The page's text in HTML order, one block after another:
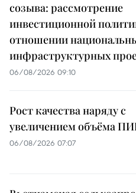
созыва: рассмотрение
инвестиционной
отношении
инфраструктурных
06/08/2026 09:10
Рост качества наряду с
увеличением объёма
06/08/2026 07:07